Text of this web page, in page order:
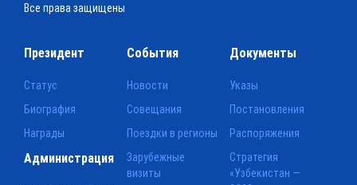
Все права защищены
Президент
Статус
Биография
Награды
События
Новости
Совещания
Поездки в регионы
Зарубежные
визиты
Документы
Указы
Постановления
Распоряжения
Стратегия
«Узбекистан —
Администрация